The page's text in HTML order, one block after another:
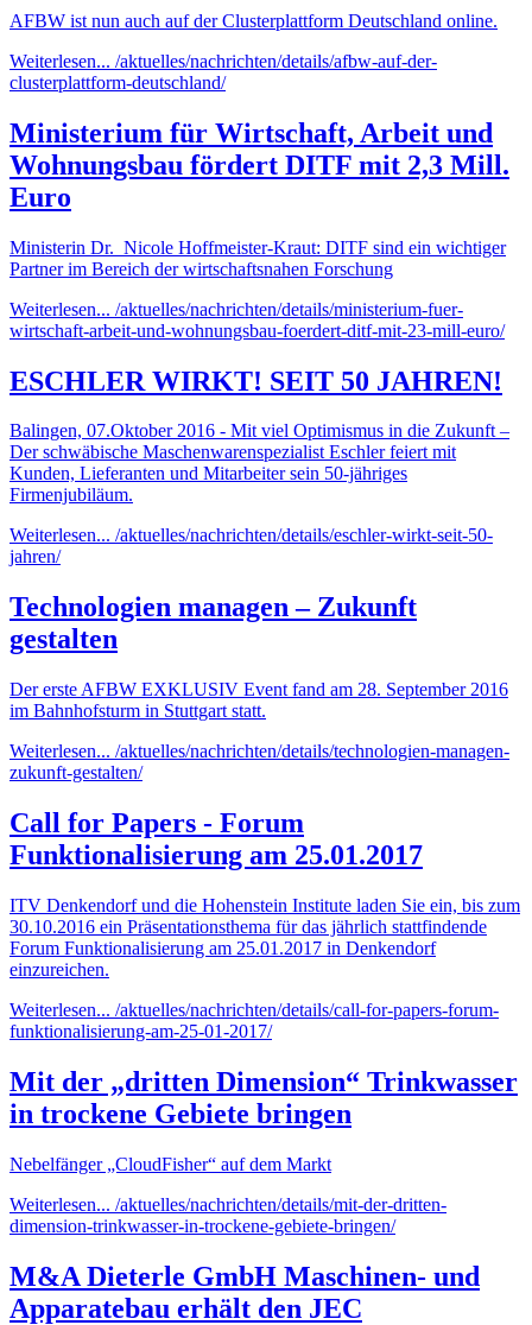
AFBW ist nun auch auf der Clusterplattform Deutschland online.
Weiterlesen... /aktuelles/nachrichten/details/afbw-auf-der-
clusterplattform-deutschland/
Ministerium für Wirtschaft, Arbeit und
Wohnungsbau fördert DITF mit 2,3 Mill.
Euro
Ministerin Dr. Nicole Hoffmeister-Kraut: DITF sind ein wichtiger
Partner im Bereich der wirtschaftsnahen Forschung
Weiterlesen... /aktuelles/nachrichten/details/ministerium-fuer-
wirtschaft-arbeit-und-wohnungsbau-foerdert-ditf-mit-23-mill-euro/
ESCHLER WIRKT! SEIT 50 JAHREN!
Balingen, 07.Oktober 2016 - Mit viel Optimismus in die Zukunft –
Der schwäbische Maschenwarenspezialist Eschler feiert mit
Kunden, Lieferanten und Mitarbeiter sein 50-jähriges
Firmenjubiläum.
Weiterlesen... /aktuelles/nachrichten/details/eschler-wirkt-seit-50-
jahren/
Technologien managen – Zukunft
gestalten
Der erste AFBW EXKLUSIV Event fand am 28. September 2016
im Bahnhofsturm in Stuttgart statt.
Weiterlesen... /aktuelles/nachrichten/details/technologien-managen-
zukunft-gestalten/
Call for Papers - Forum
Funktionalisierung am 25.01.2017
ITV Denkendorf und die Hohenstein Institute laden Sie ein, bis zum
30.10.2016 ein Präsentationsthema für das jährlich stattfindende
Forum Funktionalisierung am 25.01.2017 in Denkendorf
einzureichen.
Weiterlesen... /aktuelles/nachrichten/details/call-for-papers-forum-
funktionalisierung-am-25-01-2017/
Mit der „dritten Dimension“ Trinkwasser
in trockene Gebiete bringen
Nebelfänger „CloudFisher“ auf dem Markt
Weiterlesen... /aktuelles/nachrichten/details/mit-der-dritten-
dimension-trinkwasser-in-trockene-gebiete-bringen/
M&A Dieterle GmbH Maschinen- und
Apparatebau erhält den JEC